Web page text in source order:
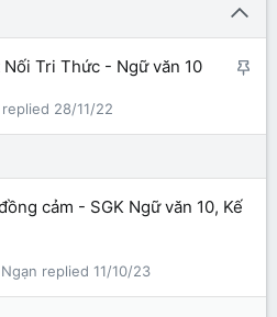
G
m
Tri Thức - Ngữ văn 10
28/11/22
cảm - SGK Ngữ văn 10, Kế
11/10/23